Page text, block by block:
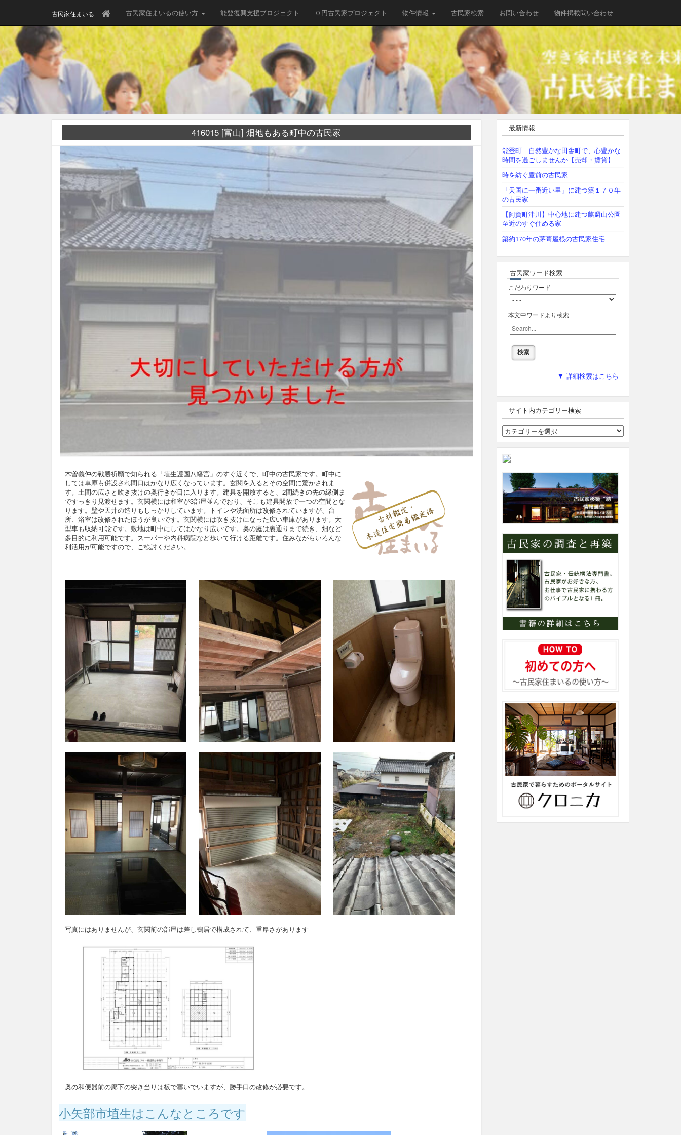
古民家住まいる 古民家住まいるの使い方 能登復興支援プロジェクト ０円古民家プロジェクト 物件情報 古民家検索 お問い合わせ 物件掲載問い合わせ
416015 [富山] 畑地もある町中の古民家
木曽義仲の戦勝祈願で知られる「埴生護国八幡宮」のすぐ近くで、町中の古民家です。町中に
しては車庫も併設され間口はかなり広くなっています。玄関を入るとその空間に驚かされま
す。土間の広さと吹き抜けの奥行きが目に入ります。建具を開放すると、2間続きの先の縁側ま
ですっきり見渡せます。玄関横には和室が3部屋並んでおり、そこも建具開放で一つの空間とな
ります。壁や天井の造りもしっかりしています。トイレや洗面所は改修されていますが、台
所、浴室は改修されたほうが良いです。玄関横には吹き抜けになった広い車庫があります。大
型車も収納可能です。敷地は町中にしてはかなり広いです。奥の庭は裏通りまで続き、畑など
多目的に利用可能です。スーパーや内科病院など歩いて行ける距離です。住みながらいろんな
利活用が可能ですので、ご検討ください。
写真にはありませんが、玄関前の部屋は差し鴨居で構成されて、重厚さがあります
奥の和便器前の廊下の突き当りは板で塞いでいますが、勝手口の改修が必要です。
小矢部市埴生はこんなところです
最新情報
能登町 自然豊かな田舎町で、心豊かな
時間を過ごしませんか【売却・賃貸】
時を紡ぐ豊前の古民家
「天国に一番近い里」に建つ築１７０年
の古民家
【阿賀町津川】中心地に建つ麒麟山公園
至近のすぐ住める家
築約170年の茅葺屋根の古民家住宅
古民家ワード検索
こだわりワード
本文中ワードより検索
▼ 詳細検索はこちら
サイト内カテゴリー検索
サ
イ
ト
内
カ
テ
ゴ
リ
ー
検